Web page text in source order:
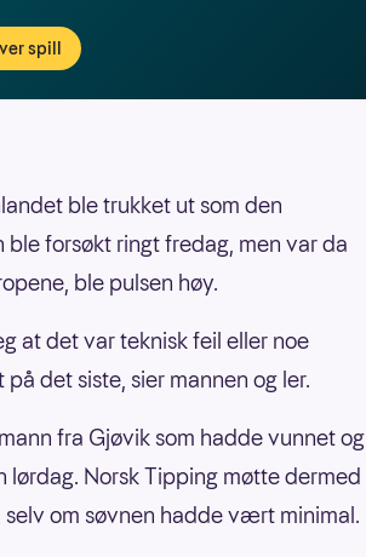
spill
ble trukket ut som den
forsøkt ringt fredag, men var da
ble pulsen høy.
at det var teknisk feil eller noe
det siste, sier mannen og ler.
fra Gjøvik som hadde vunnet og
Norsk Tipping møtte dermed
om søvnen hadde vært minimal.